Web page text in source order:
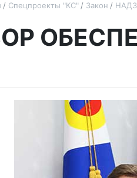
Спецпроекты "КС" Закон